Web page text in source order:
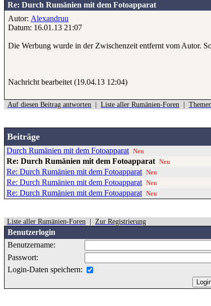
Re: Durch Rumänien mit dem Fotoapparat
Autor: Alexandruu
Datum: 16.01.13 21:07
Die Werbung wurde in der Zwischenzeit entfernt vom Autor.
Nachricht bearbeitet (19.04.13 12:04)
Auf diesen Beitrag antworten Liste aller Rumänien-Foren
Beiträge
Durch Rumänien mit dem Fotoapparat Neu
Re: Durch Rumänien mit dem Fotoapparat Neu
Re: Durch Rumänien mit dem Fotoapparat Neu
Re: Durch Rumänien mit dem Fotoapparat Neu
Re: Durch Rumänien mit dem Fotoapparat Neu
Liste aller Rumänien-Foren Zur Registrierung
Benutzerlogin
Benutzername:
Passwort:
Login-Daten speichern: